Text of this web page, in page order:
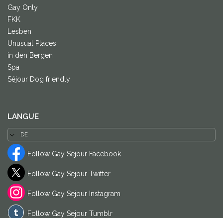
Gay Only
FKK
Lesben
Unusual Places
in den Bergen
Spa
Séjour Dog friendly
LANGUE
Follow Gay Sejour Facebook
Follow Gay Sejour Twitter
Follow Gay Sejour Instagram
Follow Gay Sejour Tumblr